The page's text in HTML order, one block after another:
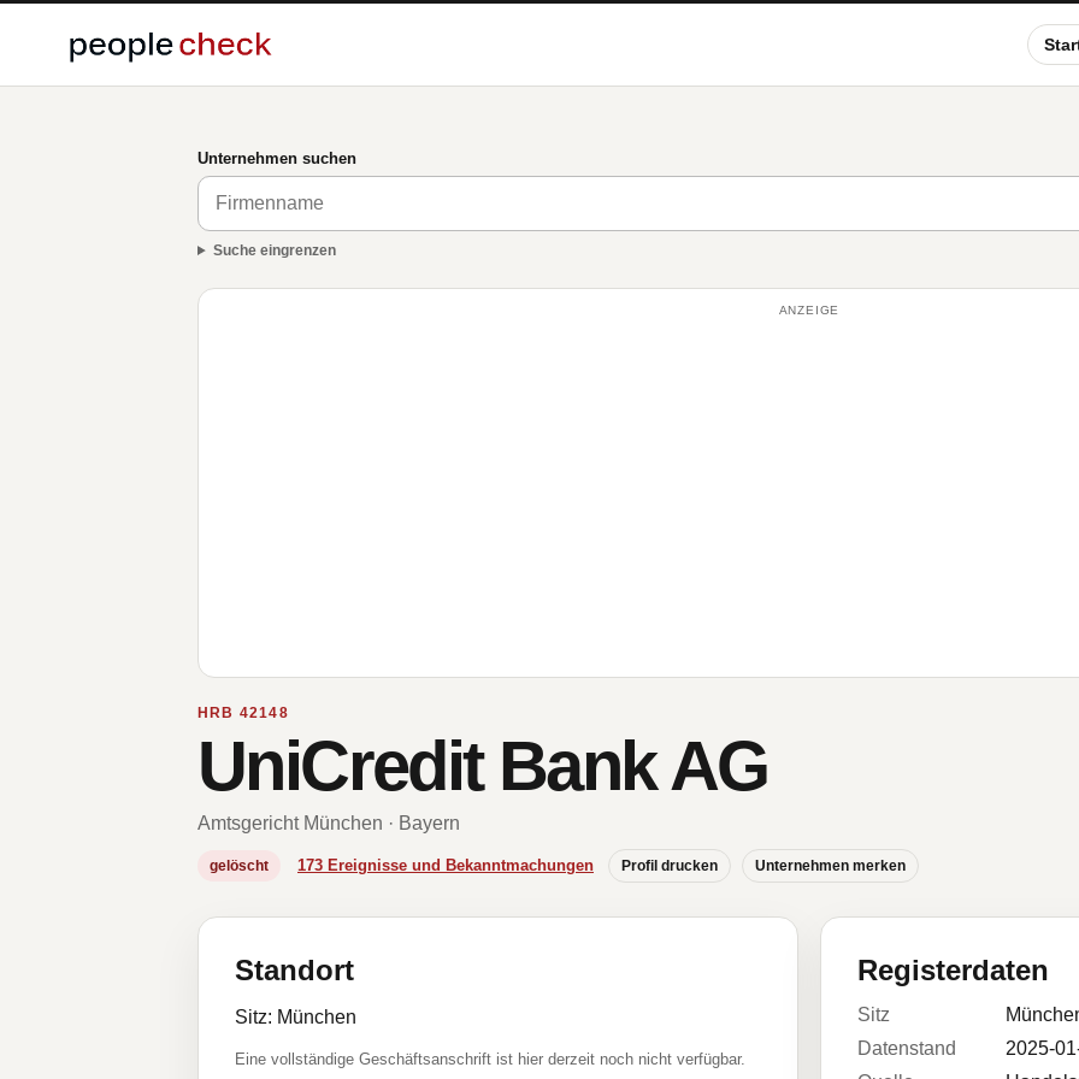
Unternehmen suchen
Suche eingrenzen
ANZEIGE
HRB 42148
UniCredit Bank AG
Amtsgericht München · Bayern
gelöscht 173 Ereignisse und Bekanntmachungen Profil drucken Unternehmen merken
Standort
Sitz: München
Eine vollständige Geschäftsanschrift ist hier derzeit noch nicht verfügbar.
Registerdaten
Sitz
Datenstand
2025-